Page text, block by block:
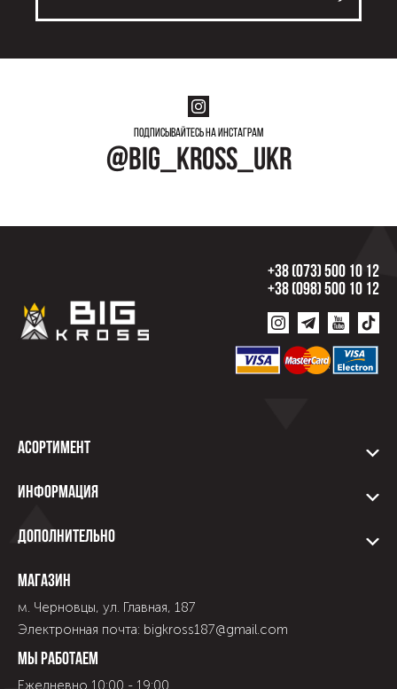
Подписывайтесь на инстаграм
@big_kross_ukr
+38 (073) 500 10 12
+38 (098) 500 10 12
Асортимент
Информация
Дополнительно
Магазин
м. Черновцы, ул. Главная, 187
Электронная почта: bigkross187@gmail.com
Мы работаем
Ежедневно 10:00 - 19:00